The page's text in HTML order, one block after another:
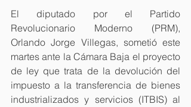
El diputado por el Partido
Revolucionario Moderno (PRM),
Orlando Jorge Villegas, sometió este
martes ante la Cámara Baja el proyecto
de ley que trata de la devolución del
impuesto a la transferencia de bienes
industrializados y servicios (ITBIS) al